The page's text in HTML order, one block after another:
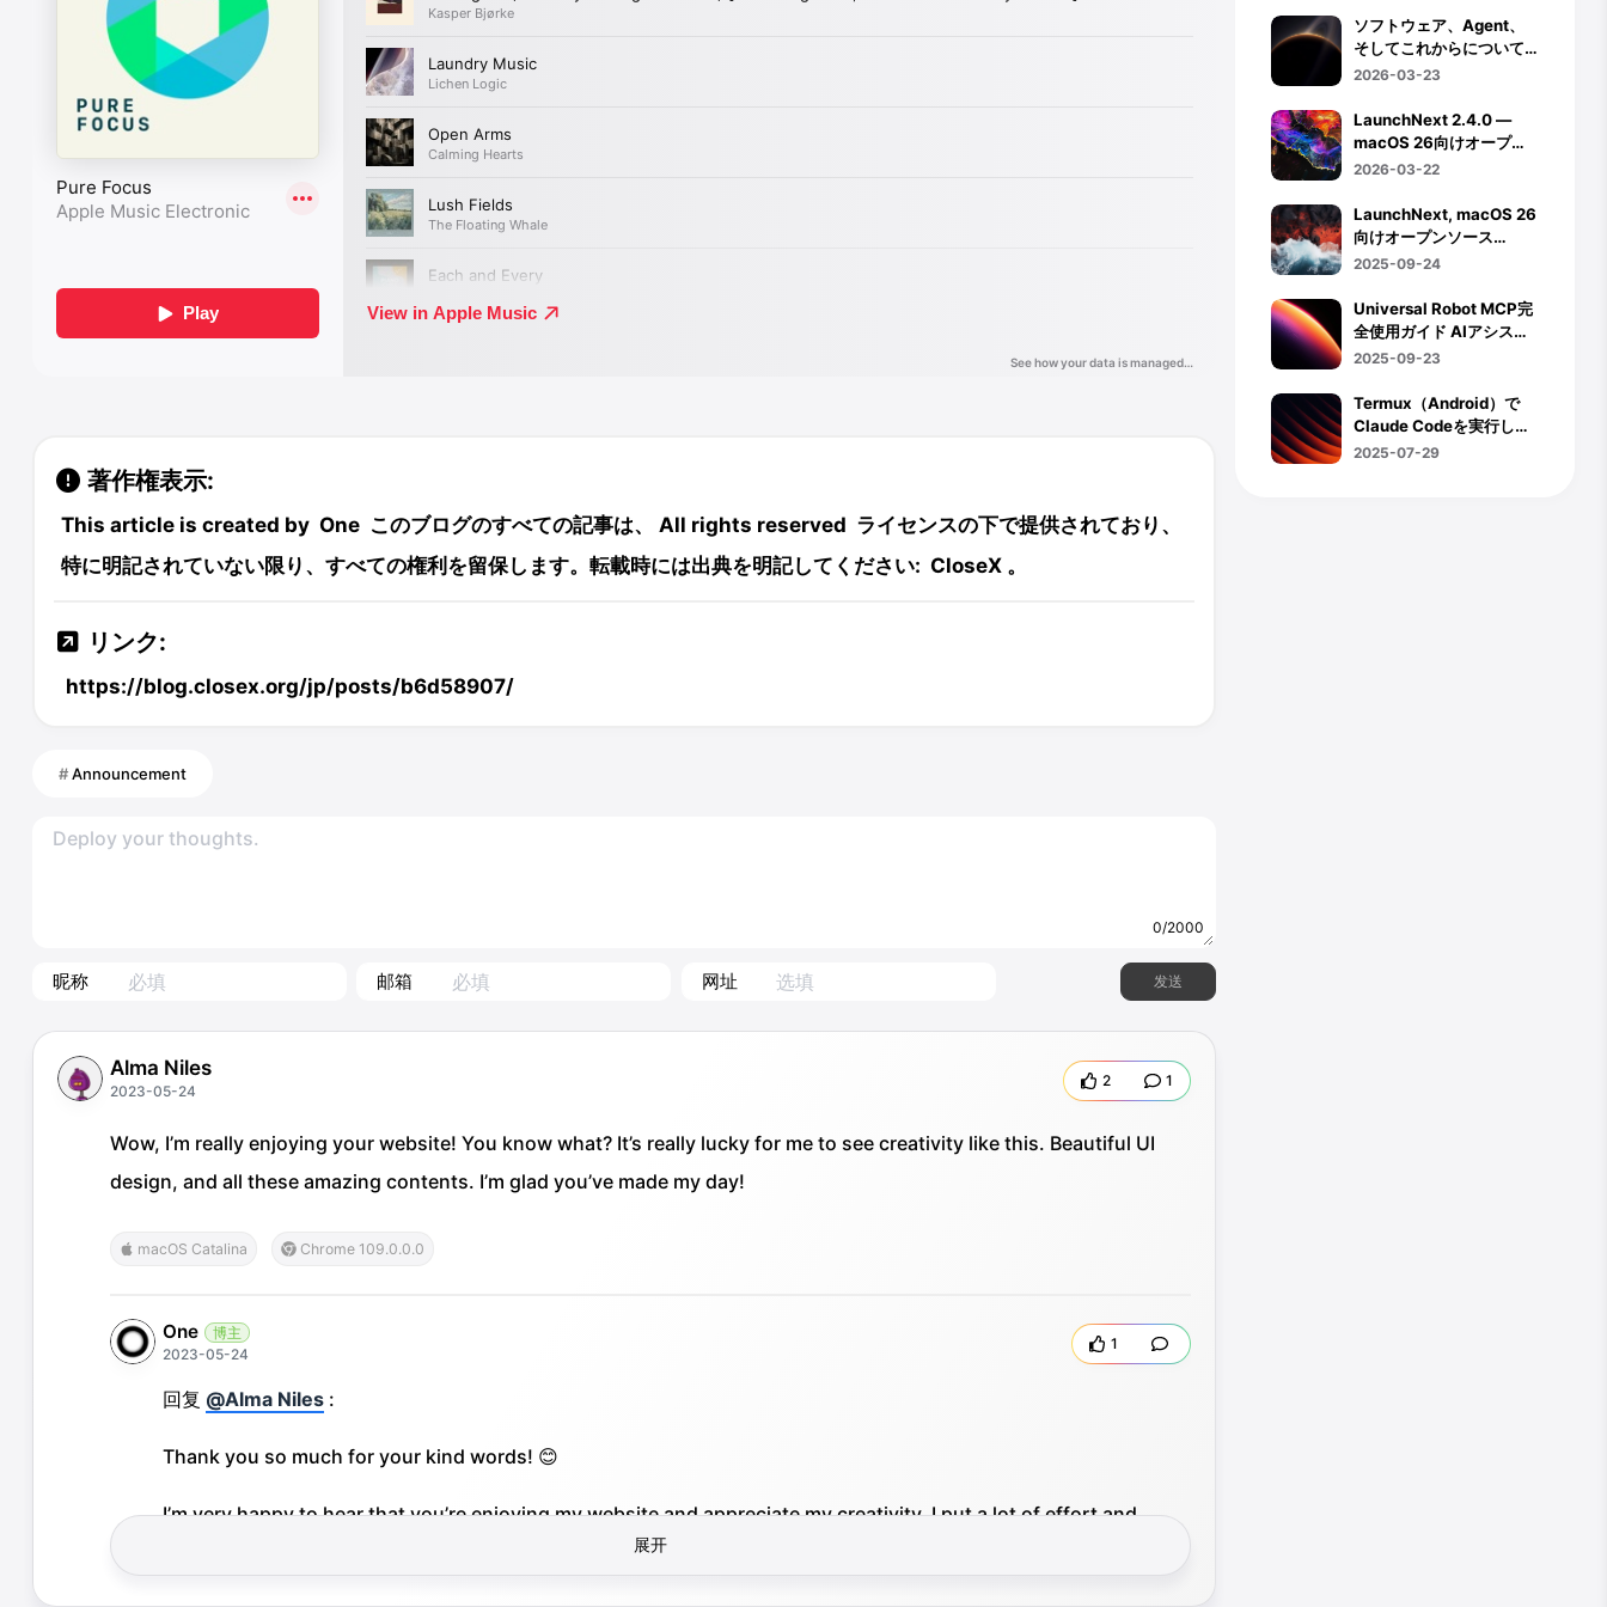
著作権表示:
This article is created by One このブログのすべての記事は、 All rights reserved ライセンスの下で提供されており、
特に明記されていない限り、すべての権利を留保します。転載時には出典を明記してください: CloseX 。
リンク:
https://blog.closex.org/jp/posts/b6d58907/
Announcement
昵称 邮箱 网址
0/2000
预览
发送
Alma Niles
2023-05-24
2 1
Wow, I’m really enjoying your website! You know what? It’s really lucky for me to see creativity like this. Beautiful UI
design, and all these amazing contents. I’m glad you’ve made my day!
macOS Catalina Chrome 109.0.0.0
One
博主
2023-05-24
1
回复 @Alma Niles :
Thank you so much for your kind words! 😊
I’m very happy to hear that you’re enjoying my website and appreciate my creativity. I put a lot of effort and
passion into creating this website, and it means a lot to me that you like it. 😊
展开
ソフトウェア、Agent、
そしてこれからについて
の最近の雑感
2026-03-23
LaunchNext 2.4.0 —
macOS 26向けオープン
ソースLaunchpadがトラ
ー・ホットコーナー・ア
プリアンインストール連
携に対応
2026-03-22
LaunchNext, macOS 26
向けオープンソース
Launchpad
2025-09-24
Universal Robot MCP完
全使用ガイド AIアシスタ
ントで産業ロボット制御
2025-09-23
Termux（Android）で
Claude Codeを実行して
Claude Code Routerをセ
2025-07-29